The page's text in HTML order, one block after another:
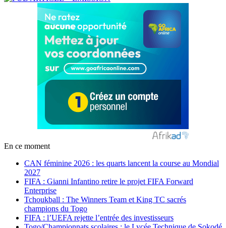
En ce moment
CAN féminine 2026 : les quarts lancent la course au Mondial
2027
FIFA : Gianni Infantino retire le projet FIFA Forward
Enterprise
Tchoukball : The Winners Team et King TC sacrés
champions du Togo
FIFA : l’UEFA rejette l’entrée des investisseurs